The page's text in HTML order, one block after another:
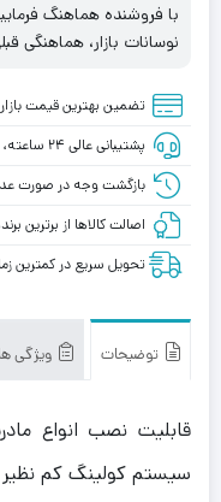
با فروشنده هماهنگ
نوسانات بازار، هماهنگی
تضمین بهترین قیمت بازار
پشتیبانی عالی ۲۴ ساعته، ۷ روز هفته
بازگشت وجه در صورت
اصالت کالاها از برترین
تحویل سریع در کمترین
توضیحات ویژگی